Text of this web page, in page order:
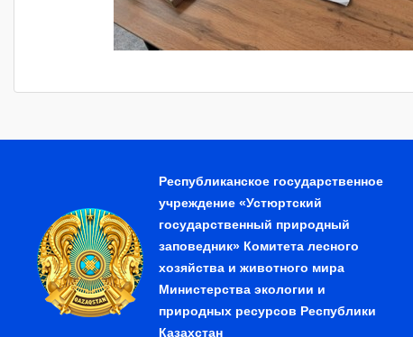
Республиканское государственное
учреждение «Устюртский
государственный природный
заповедник» Комитета лесного
хозяйства и животного мира
Министерства экологии и
природных ресурсов Республики
Казахстан